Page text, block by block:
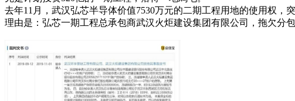
去年11月，武汉弘芯半导体价值7530万元的二期工程用地的使用权，
理由是：弘芯一期工程总承包商武汉火炬建设集团有限公司，拖欠分